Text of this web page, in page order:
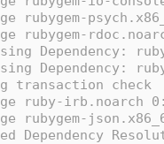
rubygem-
rubygem-
Dependency:
Dependency:
transaction check
ruby-irb.noarch
rubygem-
Dependency